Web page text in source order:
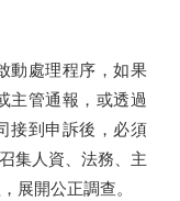
動處理程序，如果
主管通報，或透過
接到申訴後，必須
集人資、法務、主
展開公正調查。